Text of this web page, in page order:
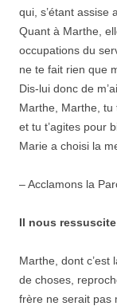
qui, s’étant assise
Quant à Marthe,
occupations du
ne te fait rien que
Dis-lui donc de
Marthe, Marthe, tu
et tu t’agites pour
Marie a choisi la
– Acclamons la
Il nous
Marthe, dont c’est
de choses,
frère ne serait pas